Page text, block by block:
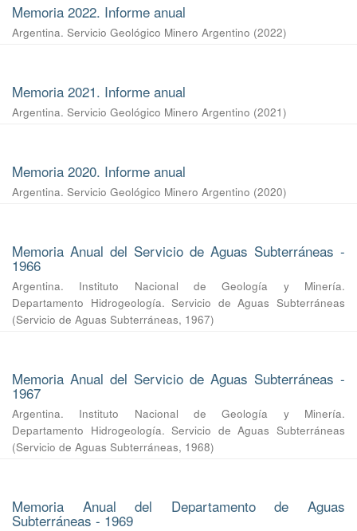
Memoria 2022. Informe anual
Argentina. Servicio Geológico Minero Argentino (2022)
Memoria 2021. Informe anual
Argentina. Servicio Geológico Minero Argentino (2021)
Memoria 2020. Informe anual
Argentina. Servicio Geológico Minero Argentino (2020)
Memoria Anual del Servicio de Aguas Subterráneas -
1966
Argentina. Instituto Nacional de Geología y Minería.
Departamento Hidrogeología. Servicio de Aguas Subterráneas
(Servicio de Aguas Subterráneas, 1967)
Memoria Anual del Servicio de Aguas Subterráneas -
1967
Argentina. Instituto Nacional de Geología y Minería.
Departamento Hidrogeología. Servicio de Aguas Subterráneas
(Servicio de Aguas Subterráneas, 1968)
Memoria Anual del Departamento de Aguas
Subterráneas - 1969